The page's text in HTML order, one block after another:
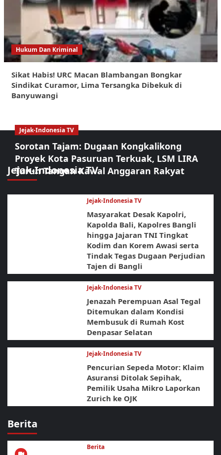
Hukum Dan Kriminal
Sikat Habis! URC Macan Blambangan Bongkar
Sindikat Curamor, Lima Tersangka Dibekuk di
Banyuwangi
Jejak-Indonesia TV
Jejak-Indonesia TV
Sorotan Tajam: Dugaan Kongkalikong
Proyek Kota Pasuruan Terkuak, LSM LIRA
Turun Tangan Kawal Anggaran Rakyat
Jejak-Indonesia TV
Masyarakat Desak Kapolri,
Kapolda Bali, Kapolres Bangli
hingga Jajaran TNI Tingkat
Kodim dan Korem Awasi serta
Tindak Tegas Dugaan Perjudian
Tajen di Bangli
Jejak-Indonesia TV
Jenazah Perempuan Asal Tegal
Ditemukan dalam Kondisi
Membusuk di Rumah Kost
Denpasar Selatan
Jejak-Indonesia TV
Pencurian Sepeda Motor: Klaim
Asuransi Ditolak Sepihak,
Pemilik Usaha Mikro Laporkan
Zurich ke OJK
Berita
Berita